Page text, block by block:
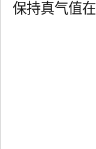
保持真气值